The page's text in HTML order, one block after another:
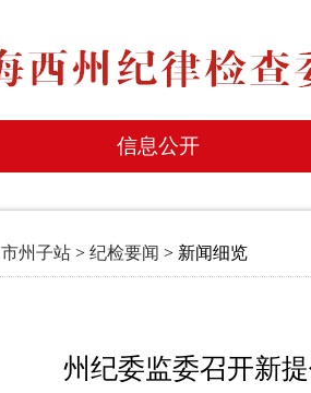
信息公开
市州子站> 纪检要闻 > 新闻细览
州纪委监委召开新